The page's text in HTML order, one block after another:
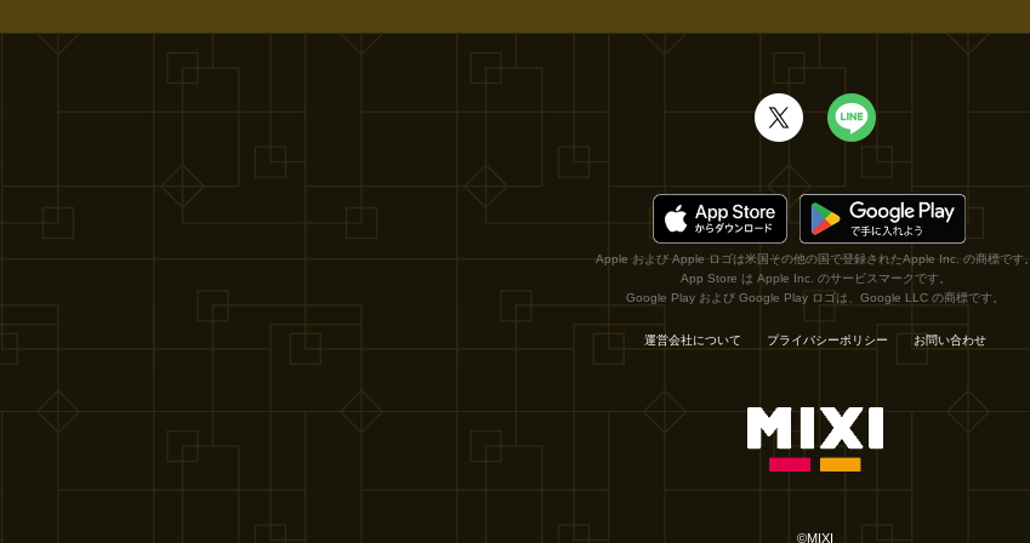
Apple および Apple ロゴは米国その他の国で登録されたApple Inc. の商標です。
App Store は Apple Inc. のサービスマークです。
Google Play および Google Play ロゴは、Google LLC の商標です。
運営会社について プライバシーポリシー お問い合わせ
©MIXI